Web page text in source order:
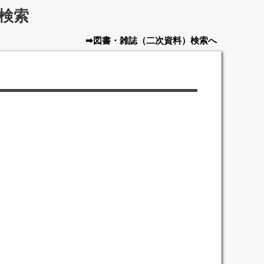
索
➡図書・雑誌（二次資料） 検索へ